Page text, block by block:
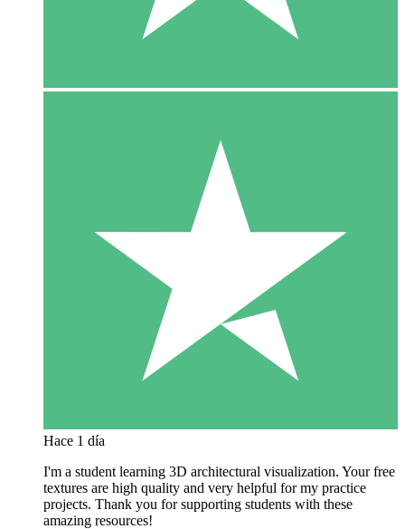
Hace 1 día
I'm a student learning 3D architectural visualization. Your free
textures are high quality and very helpful for my practice
projects. Thank you for supporting students with these
amazing resources!